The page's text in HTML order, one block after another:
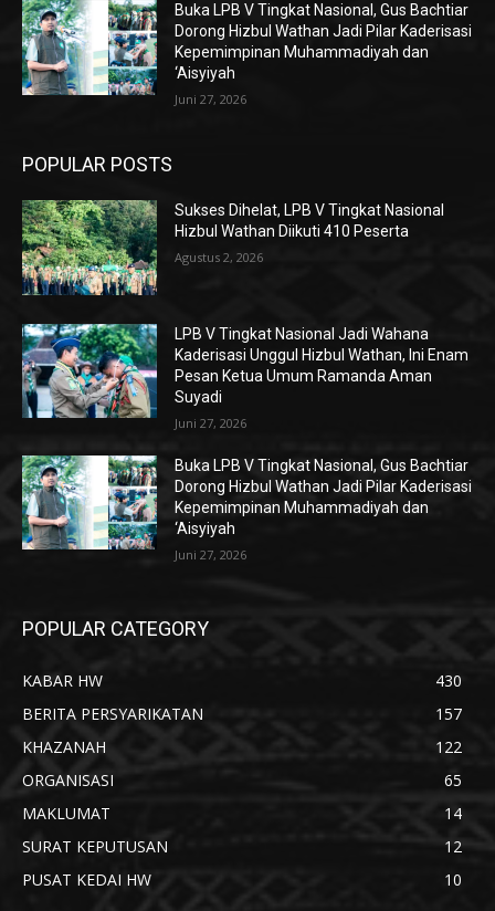
Buka LPB V Tingkat Nasional, Gus Bachtiar
Dorong Hizbul Wathan Jadi Pilar Kaderisasi
Kepemimpinan Muhammadiyah dan
‘Aisyiyah
Juni 27, 2026
POPULAR POSTS
Sukses Dihelat, LPB V Tingkat Nasional
Hizbul Wathan Diikuti 410 Peserta
Agustus 2, 2026
LPB V Tingkat Nasional Jadi Wahana
Kaderisasi Unggul Hizbul Wathan, Ini Enam
Pesan Ketua Umum Ramanda Aman
Suyadi
Juni 27, 2026
Buka LPB V Tingkat Nasional, Gus Bachtiar
Dorong Hizbul Wathan Jadi Pilar Kaderisasi
Kepemimpinan Muhammadiyah dan
‘Aisyiyah
Juni 27, 2026
POPULAR CATEGORY
KABAR HW
430
BERITA PERSYARIKATAN
157
KHAZANAH
122
ORGANISASI
65
MAKLUMAT
14
SURAT KEPUTUSAN
12
PUSAT KEDAI HW
10